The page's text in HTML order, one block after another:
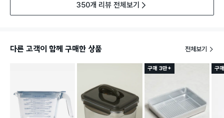
350개 리뷰 전체보기
다른 고객이 함께 구매한 상품 전체보기
구매 3만+ 구